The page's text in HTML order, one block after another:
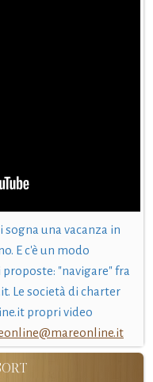
una vacanza in
E c'è un modo
"navigare" fra
Le società di charter
propri video